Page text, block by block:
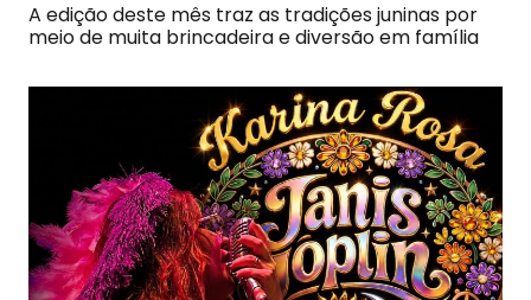
A edição deste mês traz as tradições juninas por
meio de muita brincadeira e diversão em família